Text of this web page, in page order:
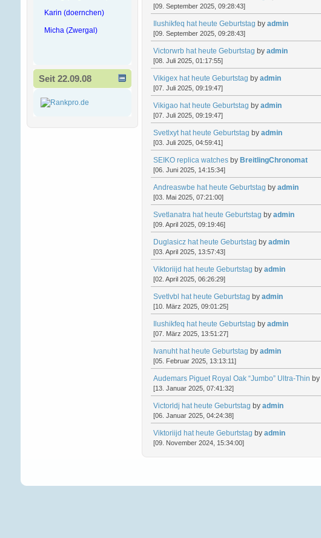
Karin (doernchen)
Micha (Zwergal)
Seit 22.09.08
[09. September 2025, 09:28:43]
Ilushikfeq hat heute Geburtstag by admin
[09. September 2025, 09:28:43]
Victorwrb hat heute Geburtstag by admin
[08. Juli 2025, 01:17:55]
Vikigex hat heute Geburtstag by admin
[07. Juli 2025, 09:19:47]
Vikigao hat heute Geburtstag by admin
[07. Juli 2025, 09:19:47]
Svetlxyt hat heute Geburtstag by admin
[03. Juli 2025, 04:59:41]
SEIKO replica watchesby BreitlingChronomat
[06. Juni 2025, 14:15:34]
Andreaswbe hat heute Geburtstag by admin
[03. Mai 2025, 07:21:00]
Svetlanatra hat heute Geburtstag by admin
[09. April 2025, 09:19:46]
Duglasicz hat heute Geburtstag by admin
[03. April 2025, 13:57:43]
Viktoriijd hat heute Geburtstag by admin
[02. April 2025, 06:26:29]
Svetlvbl hat heute Geburtstag by admin
[10. März 2025, 09:01:25]
Ilushikfeq hat heute Geburtstag by admin
[07. März 2025, 13:51:27]
Ivanuht hat heute Geburtstag by admin
[05. Februar 2025, 13:13:11]
Audemars Piguet Royal Oak “Jumbo” Ultra-Thin by
[13. Januar 2025, 07:41:32]
Victorldj hat heute Geburtstag by admin
[06. Januar 2025, 04:24:38]
Viktoriijd hat heute Geburtstag by admin
[09. November 2024, 15:34:00]